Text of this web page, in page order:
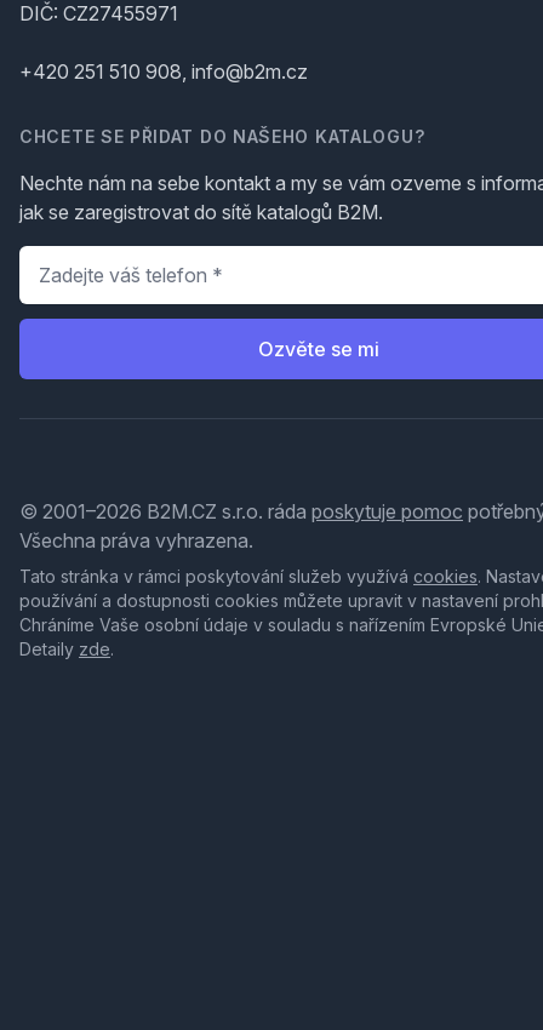
DIČ: CZ27455971
+420 251 510 908, info@b2m.cz
CHCETE SE PŘIDAT DO NAŠEHO KATALOGU?
Nechte nám na sebe kontakt a my se vám ozveme s
jak se zaregistrovat do sítě katalogů B2M.
Telefon
Ozvěte se mi
© 2001–2026 B2M.CZ s.r.o. ráda poskytuje pomoc
Všechna práva vyhrazena.
Tato stránka v rámci poskytování služeb využívá cookies.
používání a dostupnosti cookies můžete upravit v nastavení
Chráníme Vaše osobní údaje v souladu s nařízením Evropské
Detaily zde.